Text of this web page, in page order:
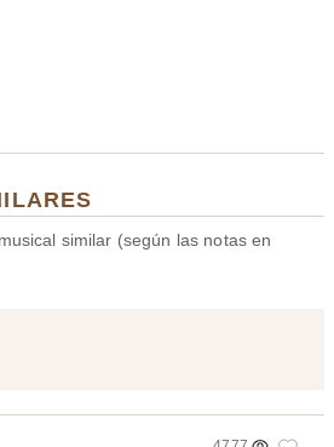
similar (según las notas en